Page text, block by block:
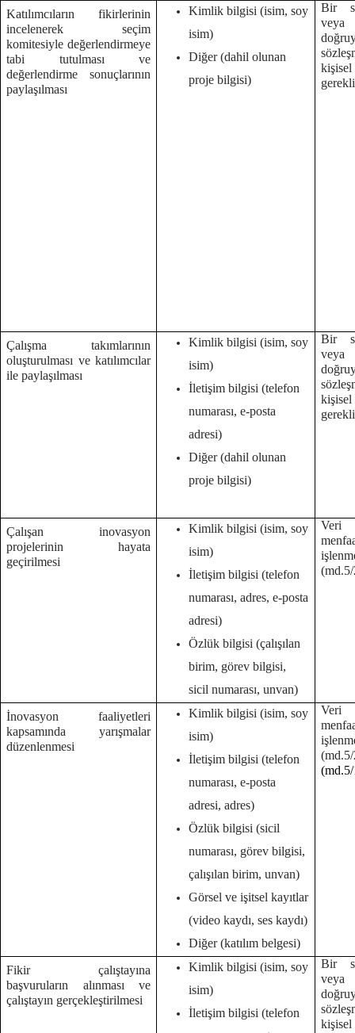
Katılımcıların fikirlerinin
incelenerek seçim
komitesiyle değerlendirmeye
tabi tutulması ve
değerlendirme sonuçlarının
paylaşılması
Kimlik bilgisi (isim, soy
isim)
Diğer (dahil olunan
proje bilgisi)
Bir
veya
Çalışma takımlarının
oluşturulması ve katılımcılar
ile paylaşılması
Kimlik bilgisi (isim, soy
isim)
İletişim bilgisi (telefon
numarası, e-posta
adresi)
Diğer (dahil olunan
proje bilgisi)
Bir
veya
Çalışan inovasyon
projelerinin hayata
geçirilmesi
Kimlik bilgisi (isim, soy
isim)
İletişim bilgisi (telefon
numarası, adres, e-posta
adresi)
Özlük bilgisi (çalışılan
birim, görev bilgisi,
sicil numarası, unvan)
Veri
İnovasyon faaliyetleri
kapsamında yarışmalar
düzenlenmesi
Kimlik bilgisi (isim, soy
isim)
İletişim bilgisi (telefon
numarası, e-posta
adresi, adres)
Özlük bilgisi (sicil
numarası, görev bilgisi,
çalışılan birim, unvan)
Görsel ve işitsel kayıtlar
(video kaydı, ses kaydı)
Diğer (katılım belgesi)
Veri
Fikir çalıştayına
başvuruların alınması ve
çalıştayın gerçekleştirilmesi
Kimlik bilgisi (isim, soy
isim)
İletişim bilgisi (telefon
Bir
veya